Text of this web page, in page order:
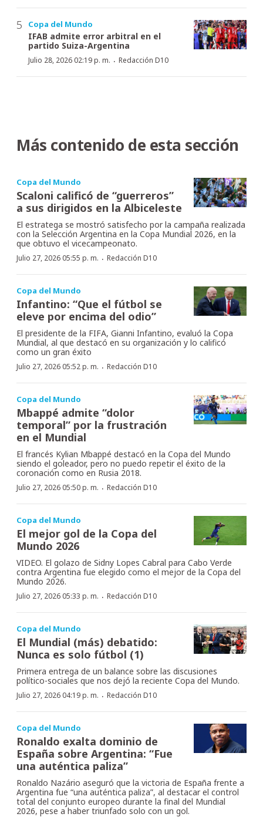
Copa del Mundo
IFAB admite error arbitral en el
partido Suiza-Argentina
Julio 28, 2026 02:19 p. m. · Redacción D10
Más contenido de esta sección
Copa del Mundo
Scaloni calificó de “guerreros”
a sus dirigidos en la Albiceleste
El estratega se mostró satisfecho por la campaña realizada
con la Selección Argentina en la Copa Mundial 2026, en la
que obtuvo el vicecampeonato.
Julio 27, 2026 05:55 p. m. · Redacción D10
Copa del Mundo
Infantino: “Que el fútbol se
eleve por encima del odio”
El presidente de la FIFA, Gianni Infantino, evaluó la Copa
Mundial, al que destacó en su organización y lo calificó
como un gran éxito
Julio 27, 2026 05:52 p. m. · Redacción D10
Copa del Mundo
Mbappé admite “dolor
temporal” por la frustración
en el Mundial
El francés Kylian Mbappé destacó en la Copa del Mundo
siendo el goleador, pero no puedo repetir el éxito de la
coronación como en Rusia 2018.
Julio 27, 2026 05:50 p. m. · Redacción D10
Copa del Mundo
El mejor gol de la Copa del
Mundo 2026
VIDEO. El golazo de Sidny Lopes Cabral para Cabo Verde
contra Argentina fue elegido como el mejor de la Copa del
Mundo 2026.
Julio 27, 2026 05:33 p. m. · Redacción D10
Copa del Mundo
El Mundial (más) debatido:
Nunca es solo fútbol (1)
Primera entrega de un balance sobre las discusiones
político-sociales que nos dejó la reciente Copa del Mundo.
Julio 27, 2026 04:19 p. m. · Redacción D10
Copa del Mundo
Ronaldo exalta dominio de
España sobre Argentina: “Fue
una auténtica paliza”
Ronaldo Nazário aseguró que la victoria de España frente a
Argentina fue “una auténtica paliza”, al destacar el control
total del conjunto europeo durante la final del Mundial
2026, pese a haber triunfado solo con un gol.